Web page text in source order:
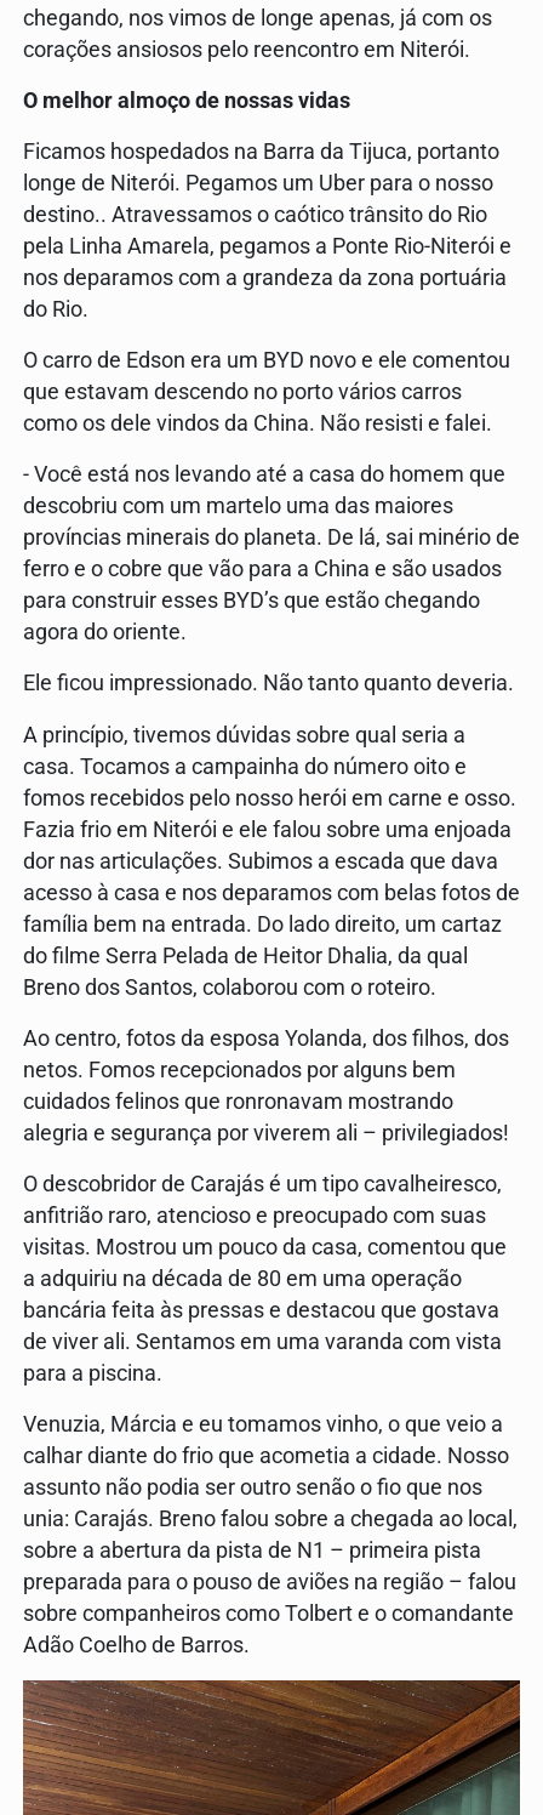
chegando, nos vimos de longe apenas, já com os
corações ansiosos pelo reencontro em Niterói.
O melhor almoço de nossas vidas
Ficamos hospedados na Barra da Tijuca, portanto
longe de Niterói. Pegamos um Uber para o nosso
destino.. Atravessamos o caótico trânsito do Rio
pela Linha Amarela, pegamos a Ponte Rio-Niterói e
nos deparamos com a grandeza da zona portuária
do Rio.
O carro de Edson era um BYD novo e ele comentou
que estavam descendo no porto vários carros
como os dele vindos da China. Não resisti e falei.
- Você está nos levando até a casa do homem que
descobriu com um martelo uma das maiores
províncias minerais do planeta. De lá, sai minério de
ferro e o cobre que vão para a China e são usados
para construir esses BYD’s que estão chegando
agora do oriente.
Ele ficou impressionado. Não tanto quanto deveria.
A princípio, tivemos dúvidas sobre qual seria a
casa. Tocamos a campainha do número oito e
fomos recebidos pelo nosso herói em carne e osso.
Fazia frio em Niterói e ele falou sobre uma enjoada
dor nas articulações. Subimos a escada que dava
acesso à casa e nos deparamos com belas fotos de
família bem na entrada. Do lado direito, um cartaz
do filme Serra Pelada de Heitor Dhalia, da qual
Breno dos Santos, colaborou com o roteiro.
Ao centro, fotos da esposa Yolanda, dos filhos, dos
netos. Fomos recepcionados por alguns bem
cuidados felinos que ronronavam mostrando
alegria e segurança por viverem ali – privilegiados!
O descobridor de Carajás é um tipo cavalheiresco,
anfitrião raro, atencioso e preocupado com suas
visitas. Mostrou um pouco da casa, comentou que
a adquiriu na década de 80 em uma operação
bancária feita às pressas e destacou que gostava
de viver ali. Sentamos em uma varanda com vista
para a piscina.
Venuzia, Márcia e eu tomamos vinho, o que veio a
calhar diante do frio que acometia a cidade. Nosso
assunto não podia ser outro senão o fio que nos
unia: Carajás. Breno falou sobre a chegada ao local,
sobre a abertura da pista de N1 – primeira pista
preparada para o pouso de aviões na região – falou
sobre companheiros como Tolbert e o comandante
Adão Coelho de Barros.